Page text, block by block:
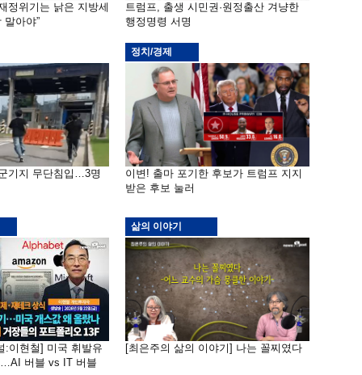
정위기는 낡은 지방세
아야”
트럼프, 출생 시민권·원정출산 겨냥한
행정명령 서명
기지 무단침입…3명
정치/경제
이변! 출마 포기한 후보가 트럼프 지지
받은 후보 눌러
:이현철] 미국 휘발유
버블 vs IT 버블
삶의 이야기
[최은주의 삶의 이야기] 나는 꼴찌였다